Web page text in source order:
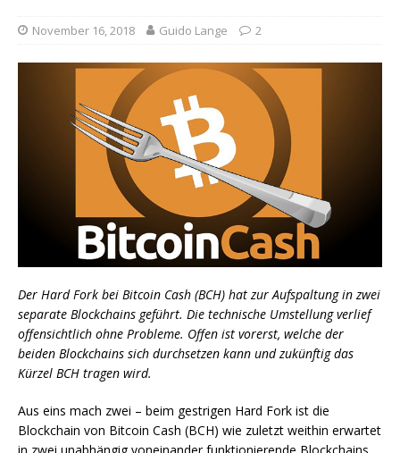
November 16, 2018 Guido Lange 2
Der Hard Fork bei Bitcoin Cash (BCH) hat zur Aufspaltung in zwei
separate Blockchains geführt. Die technische Umstellung verlief
offensichtlich ohne Probleme. Offen ist vorerst, welche der
beiden Blockchains sich durchsetzen kann und zukünftig das
Kürzel BCH tragen wird.
Aus eins mach zwei – beim gestrigen Hard Fork ist die
Blockchain von Bitcoin Cash (BCH) wie zuletzt weithin erwartet